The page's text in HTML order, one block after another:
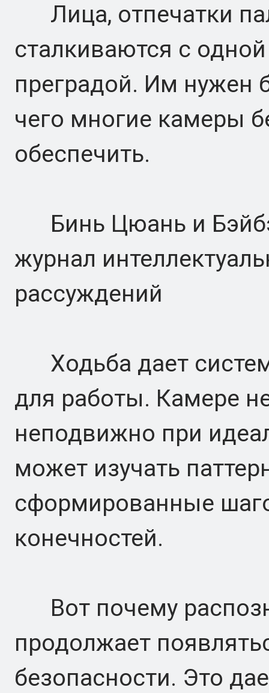
Лица, отпечатки
сталкиваются с
преградой. Им нужен
чего многие камеры
обеспечить.
Бинь Цюань и
журнал
рассуждений
Ходьба дает
для работы. Камере
неподвижно при
может изучать
сформированные
конечностей.
Вот почему
продолжает
безопасности. Это